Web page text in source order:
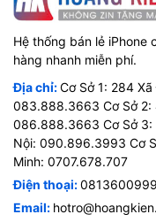
Hệ thống bán lẻ iPhone
hàng nhanh miễn phí.
Địa chỉ:Cơ Sở 1: 284
083.888.3663 Cơ Sở 2:
086.888.3663 Cơ Sở 3:
Nội: 090.896.3993 Cơ
Minh: 0707.678.707
Điện thoại:0813600999
Email: